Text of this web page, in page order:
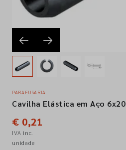
Favoritos
Empresa
Contactos
Siga-nos nas redes sociais
PARAFUSARIA
Cavilha Elástica em Aço 6x20
€ 0,21
IVA inc.
unidade